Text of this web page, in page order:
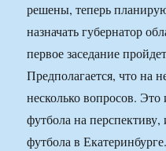
решены, теперь
назначать губернатор
первое заседание
Предполагается, что на
несколько вопросов.
футбола на
футбола в